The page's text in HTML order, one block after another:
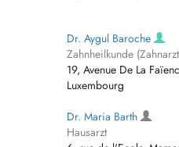
Dr. Aygul Baroche
Zahnheilkunde
19, Avenue De La
Luxembourg
Dr. Maria Barth
Hausarzt